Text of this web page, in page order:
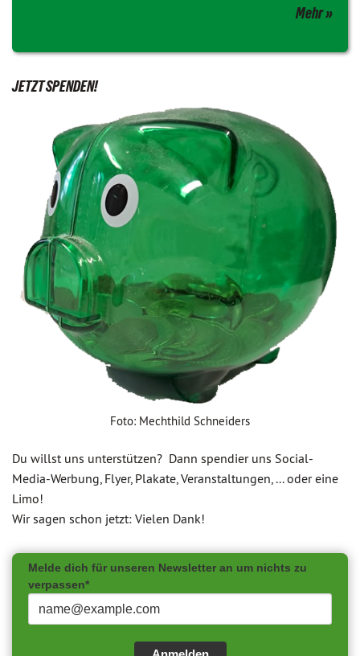
Mehr
JETZT SPENDEN!
Foto: Mechthild Schneiders
Du willst uns unterstützen? Dann spendier uns Social-
Media-Werbung, Flyer, Plakate, Veranstaltungen, ... oder eine
Limo!
Wir sagen schon jetzt: Vielen Dank!
Melde dich für unseren Newsletter an um nichts zu
verpassen*